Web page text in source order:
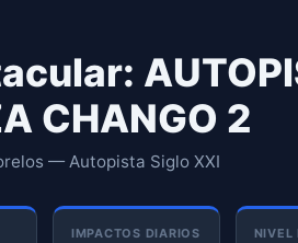
CHANGO 2
— Autopista Siglo XXI
IMPACTOS DIARIOS
NIVEL